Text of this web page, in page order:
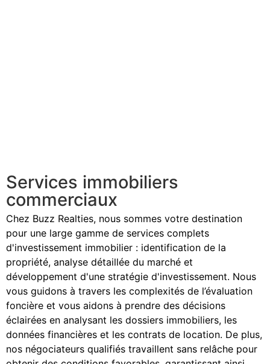
Services immobiliers
commerciaux
Chez Buzz Realties, nous sommes votre destination
pour une large gamme de services complets
d'investissement immobilier : identification de la
propriété, analyse détaillée du marché et
développement d'une stratégie d'investissement. Nous
vous guidons à travers les complexités de l’évaluation
foncière et vous aidons à prendre des décisions
éclairées en analysant les dossiers immobiliers, les
données financières et les contrats de location. De plus,
nos négociateurs qualifiés travaillent sans relâche pour